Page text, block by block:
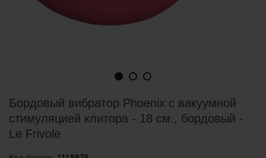
Бордовый вибратор Phoenix с вакуумной
стимуляцией клитора - 18 см., бордовый -
Le Frivole